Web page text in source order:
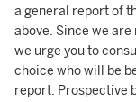
a general report of
above. Since we
we urge you to
choice who will be
report. Prospective